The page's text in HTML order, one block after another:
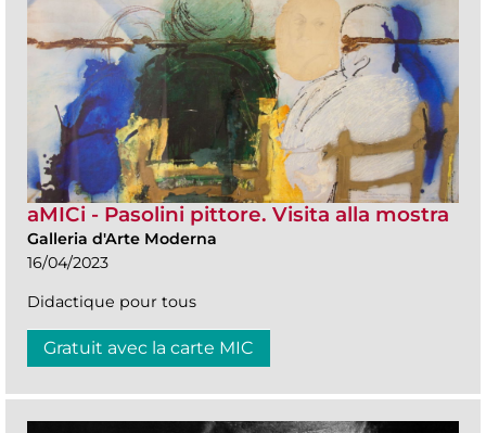
aMICi - Pasolini pittore. Visita alla mostra
Galleria d'Arte Moderna
16/04/2023
Didactique pour tous
Gratuit avec la carte MIC